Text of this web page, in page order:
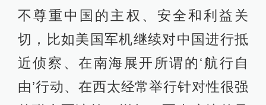
不尊重中国的主权、安全和利益关
切，比如美国军机继续对中国进行抵
近侦察、在南海展开所谓的‘航行自
由’行动、在西太经常举行针对性很强